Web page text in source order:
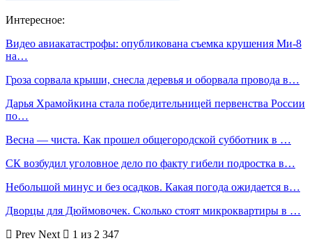
Интересное:
Видео авиакатастрофы: опубликована съемка крушения Ми-8
на…
Гроза сорвала крыши, снесла деревья и оборвала провода в…
Дарья Храмойкина стала победительницей первенства России
по…
Весна — чиста. Как прошел общегородской субботник в …
СК возбудил уголовное дело по факту гибели подростка в…
Небольшой минус и без осадков. Какая погода ожидается в…
Дворцы для Дюймовочек. Сколько стоят микроквартиры в …
Prev Next
1 из 2 347